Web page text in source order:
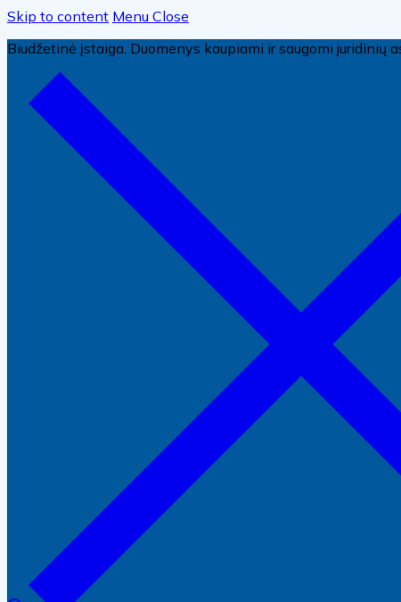
Skip to content Menu Close
Biudžetinė įstaiga. Duomenys kaupiami ir saugomi juridinių